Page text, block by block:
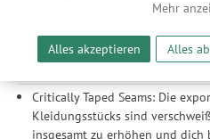
ermöglicht es uns, anhand
Werbeanzeigen für Sie
unserer Website sicherzustellen
werden Ihre Daten auch an
weitergegeben. Die
Zwecke der Einbindung von
Durchführung von statistischer
Mehr
Alles akzeptieren Alles
Tech Stretch: minimaler
Passform
Critically Taped Seams: Die
Kleidungsstücks sind
insgesamt zu erhöhen und